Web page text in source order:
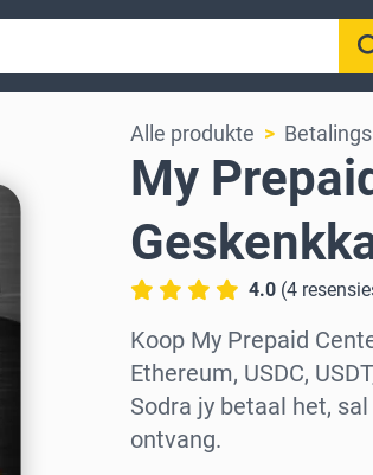
Alle produkte
My
4.0 (4
Koop My Prepaid
Ethereum, USDC,
Sodra jy betaal het,
ontvang.